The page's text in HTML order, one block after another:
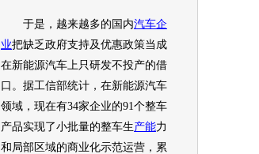
于是，越来越多的国内汽车企
业把缺乏政府支持及优惠政策当成
在新能源汽车 上只研发不投产的借
口。据工信部统计，在新能源汽车
领域，现在有34家企业的91个整车
产品实现了小批量的整车生产能力
和局部区域的商业化示范运营，累